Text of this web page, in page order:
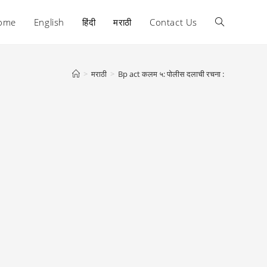
English हिंदी मराठी Contact Us Toggle
> मराठी > Bp act कलम ५: पोलीस दलाची रचना :